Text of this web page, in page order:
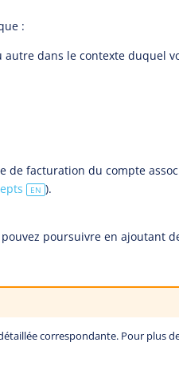
:
dans le contexte duquel
de facturation du compte
EN ).
poursuivre en ajoutant
correspondante. Pour plus